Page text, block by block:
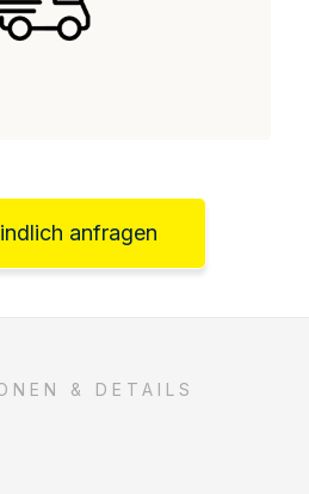
anfragen
& DETAILS